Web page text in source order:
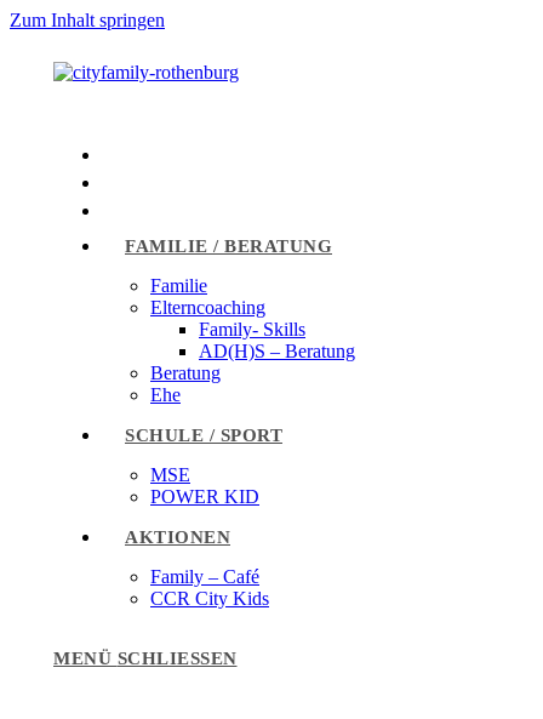
Zum Inhalt springen
FAMILIE / BERATUNG
Familie
Elterncoaching
Family- Skills
AD(H)S – Beratung
Beratung
Ehe
SCHULE / SPORT
MSE
POWER KID
AKTIONEN
Family – Café
CCR City Kids
MENÜ SCHLIESSEN